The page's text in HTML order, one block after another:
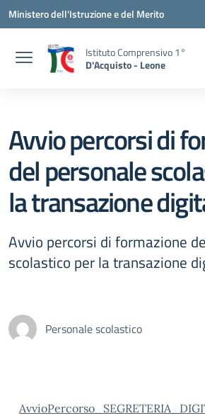
Vai ai contenuti
Vai al menu di navigazione
Vai al footer
Ministero dell'Istruzione e del Merito
Istituto Comprensivo 1°
D'Acquisto - Leone
Avvio percorsi di
del personale
la transazione
Avvio percorsi di formazione
scolastico per la transazione
Personale scolastico